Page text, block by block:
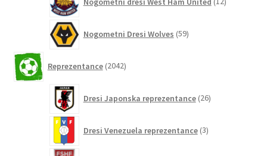
izdelkov
Nogometni Dresi Wolves 59izdelkov
Reprezentance 2042izdelkov
Dresi Japonska reprezentance 26izdelkov
Dresi Venezuela reprezentance 3izdelki